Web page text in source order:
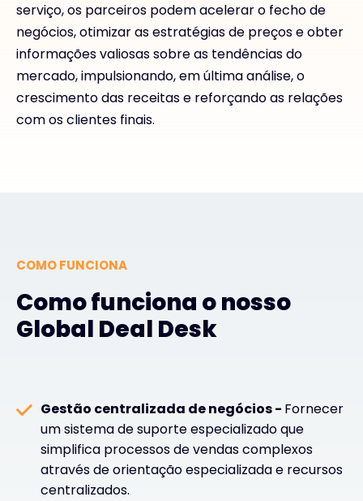
serviço, os parceiros podem acelerar o fecho de
negócios, otimizar as estratégias de preços e obter
informações valiosas sobre as tendências do
mercado, impulsionando, em última análise, o
crescimento das receitas e reforçando as relações
com os clientes finais.
COMO FUNCIONA
Como funciona o nosso
Global Deal Desk
Gestão centralizada de negócios - Fornecer
um sistema de suporte especializado que
simplifica processos de vendas complexos
através de orientação especializada e recursos
centralizados.